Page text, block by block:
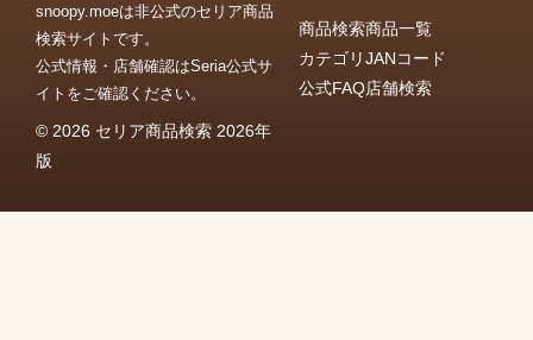
snoopy.moeは非公式のセリア商品
検索サイトです。
公式情報・店舗確認はSeria公式サ
イトをご確認ください。
© 2026 セリア商品検索 2026年
版
商品検索商品一覧
カテゴリJANコード
公式FAQ店舗検索